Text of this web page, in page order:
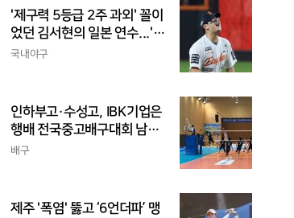
'제구력 5등급 2주 과외' 꼴이
었던 김서현의 일본 연수...'종
합검진표'에 불과
국내야구
인하부고·수성고, IBK기업은
행배 전국중고배구대회 남고
부 결승 격돌
배구
제주 '폭염' 뚫고 ‘6언더파’ 맹